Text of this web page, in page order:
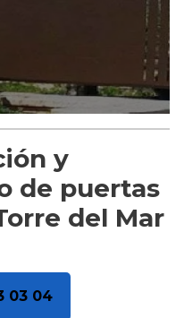
y
de puertas
del Mar
03 04